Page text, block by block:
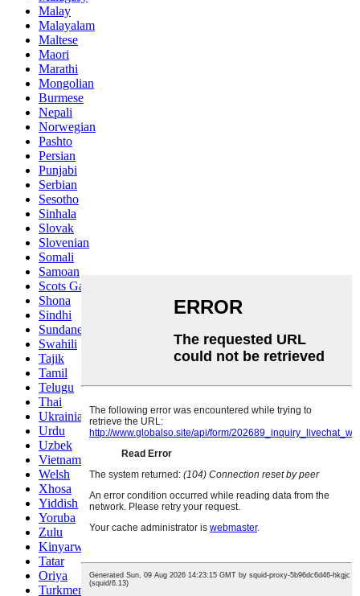
Malay
Malayalam
Maltese
Maori
Marathi
Mongolian
Burmese
Nepali
Norwegian
Pashto
Persian
Punjabi
Serbian
Sesotho
Sinhala
Slovak
Slovenian
Somali
Samoan
Scots Gaelic
Shona
Sindhi
Sundanese
Swahili
Tajik
Tamil
Telugu
Thai
Ukrainian
Urdu
Uzbek
Vietnamese
Welsh
Xhosa
Yiddish
Yoruba
Zulu
Kinyarwanda
Tatar
Oriya
Turkmen